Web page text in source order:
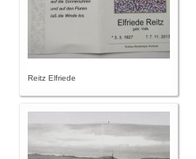
Reitz Elfriede